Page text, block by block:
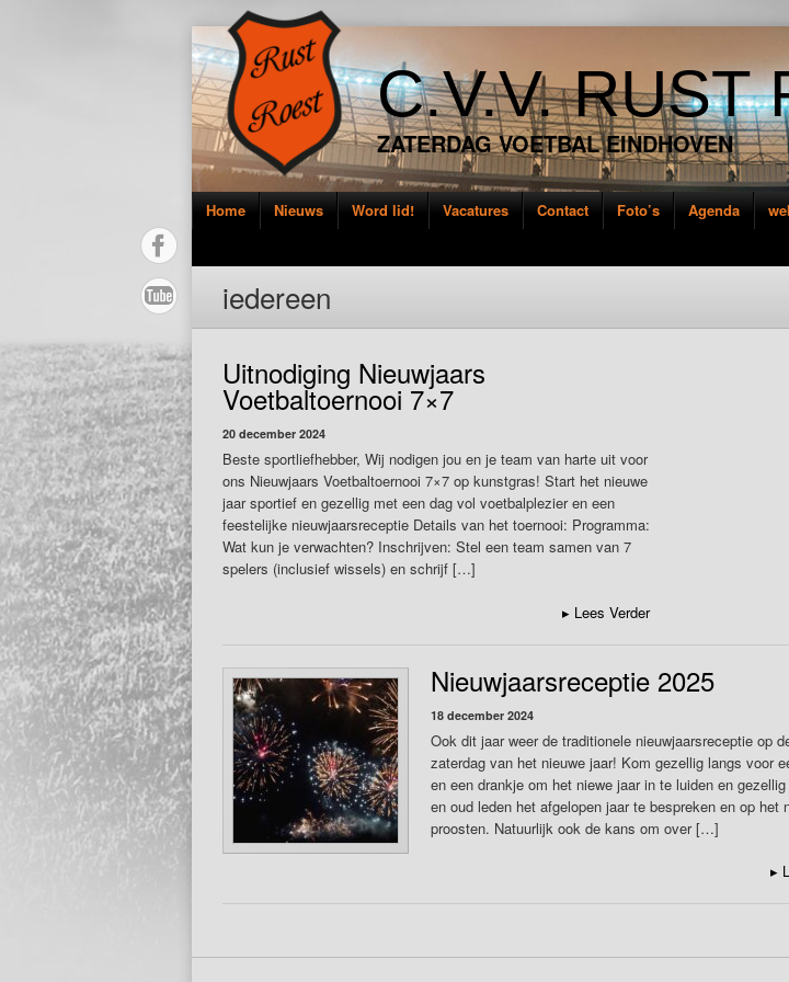
C.V.V. RUST
ZATERDAG VOETBAL EINDHOVEN
Home Nieuws Word lid! Vacatures Contact Foto’s Agenda
iedereen
Uitnodiging Nieuwjaars
Voetbaltoernooi 7×7
20 december 2024
Beste sportliefhebber, Wij nodigen jou en je team van harte uit voor
ons Nieuwjaars Voetbaltoernooi 7×7 op kunstgras! Start het nieuwe
jaar sportief en gezellig met een dag vol voetbalplezier en een
feestelijke nieuwjaarsreceptie Details van het toernooi: Programma:
Wat kun je verwachten? Inschrijven: Stel een team samen van 7
spelers (inclusief wissels) en schrijf […]
▸ Lees Verder
Nieuwjaarsreceptie 2025
18 december 2024
Ook dit jaar weer de traditionele nieuwjaarsreceptie op
zaterdag van het nieuwe jaar! Kom gezellig langs voor
en een drankje om het niewe jaar in te luiden en
en oud leden het afgelopen jaar te bespreken en op het
proosten. Natuurlijk ook de kans om over […]
▸